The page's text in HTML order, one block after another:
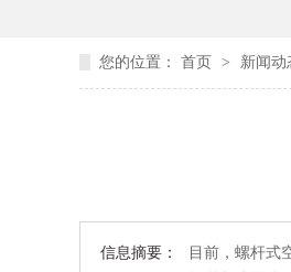
您的位置： 首页 > 新闻动
信息摘要：
目前，螺杆式